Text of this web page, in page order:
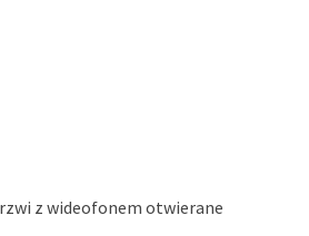
z wideofonem otwierane